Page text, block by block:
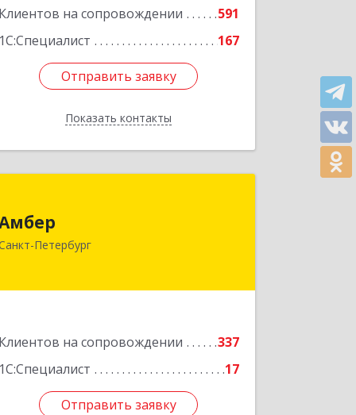
Клиентов на сопровождении
591
1С:Специалист
167
Отправить заявку
Показать контакты
Подробнее
Отправить заявку
Назад
Петербург
Клиентов на сопровождении
337
1С:Специалист
17
Отправить заявку
191119, Санкт-Петербург г, Правды
Подробнее
Отправить заявку